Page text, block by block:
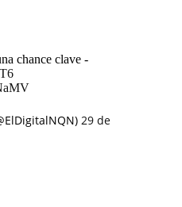
chance clave -
29 de